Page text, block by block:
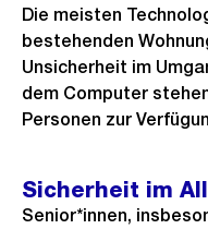
Die meisten
bestehenden
Unsicherheit im
dem Computer
Personen zur
Sicherheit im
Senior*innen,